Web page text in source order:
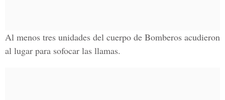
Al menos tres unidades del cuerpo de Bomberos acudieron
al lugar para sofocar las llamas.